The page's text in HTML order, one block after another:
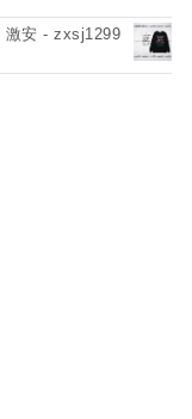
激安 - zxsj1299